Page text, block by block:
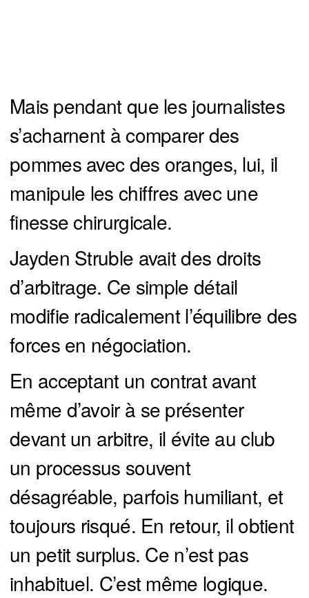
Mais pendant que les journalistes
s’acharnent à comparer des
pommes avec des oranges, lui, il
manipule les chiffres avec une
finesse chirurgicale.
Jayden Struble avait des droits
d’arbitrage. Ce simple détail
modifie radicalement l’équilibre des
forces en négociation.
En acceptant un contrat avant
même d’avoir à se présenter
devant un arbitre, il évite au club
un processus souvent
désagréable, parfois humiliant, et
toujours risqué. En retour, il obtient
un petit surplus. Ce n’est pas
inhabituel. C’est même logique.